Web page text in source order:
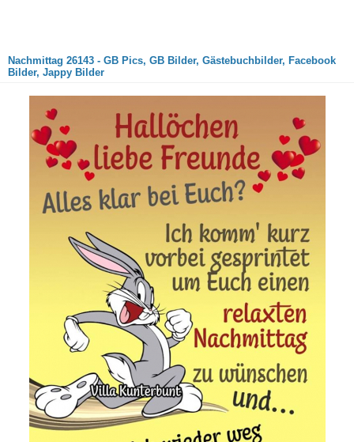
Nachmittag 26143 - GB Pics, GB Bilder, Gästebuchbilder, Facebook
Bilder, Jappy Bilder